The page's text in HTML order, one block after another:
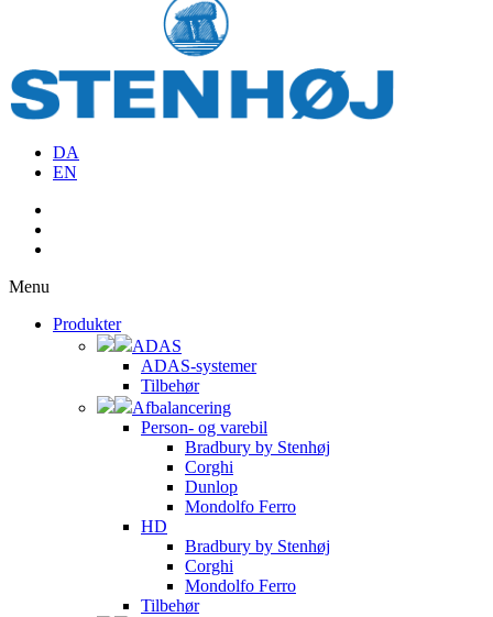
DA
EN
Menu
Produkter
ADAS
ADAS-systemer
Tilbehør
Afbalancering
Person- og varebil
Bradbury by Stenhøj
Corghi
Dunlop
Mondolfo Ferro
HD
Bradbury by Stenhøj
Corghi
Mondolfo Ferro
Tilbehør